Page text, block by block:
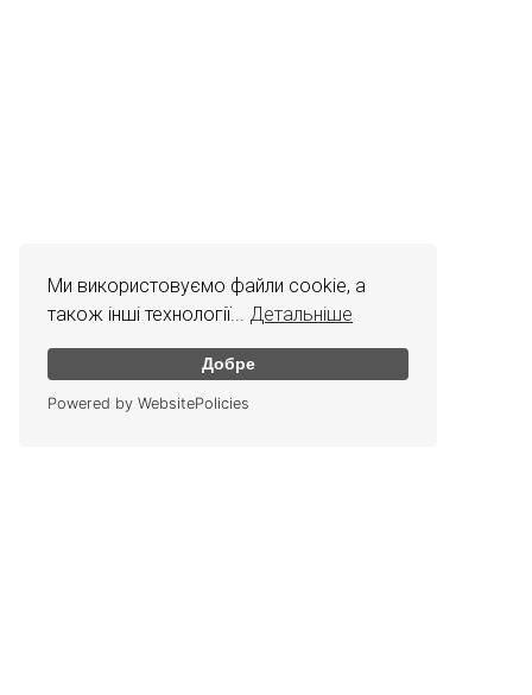
Ми використовуємо файли cookie, а
також інші технології...
Детальніше
Добре
Powered by WebsitePolicies